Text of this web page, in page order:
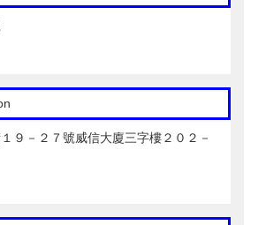
９－２７號威信大廈三字樓２０２－